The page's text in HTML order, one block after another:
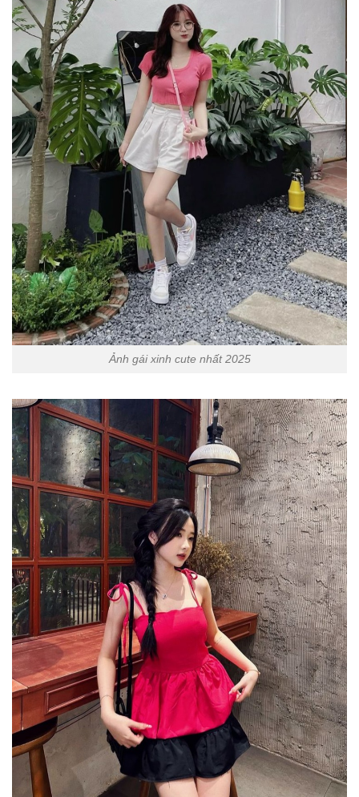
Ảnh gái xinh cute nhất 2025